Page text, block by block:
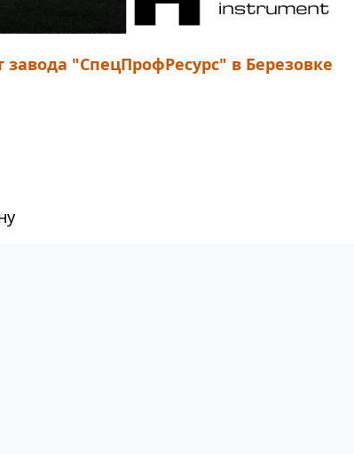
"СпецПрофРесурс" в Березовке